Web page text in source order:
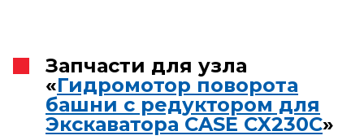
Запчасти для узла
«Гидромотор поворота
башни с редуктором для
Экскаватора CASE CX230C»